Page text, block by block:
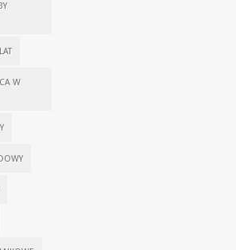
W